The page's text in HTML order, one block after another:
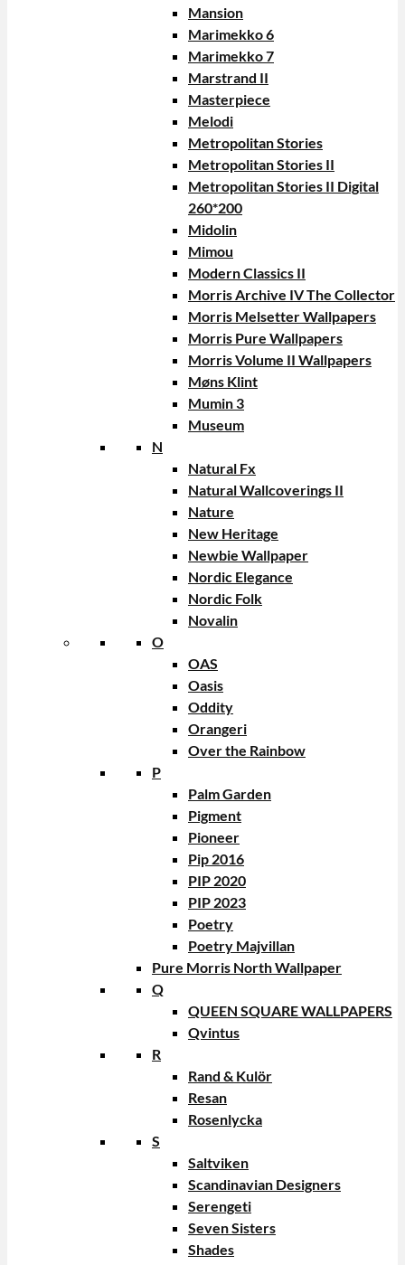
Mansion
Marimekko 6
Marimekko 7
Marstrand II
Masterpiece
Melodi
Metropolitan Stories
Metropolitan Stories II
Metropolitan Stories II Digital
260*200
Midolin
Mimou
Modern Classics II
Morris Archive IV The Collector
Morris Melsetter Wallpapers
Morris Pure Wallpapers
Morris Volume II Wallpapers
Møns Klint
Mumin 3
Museum
N
Natural Fx
Natural Wallcoverings II
Nature
New Heritage
Newbie Wallpaper
Nordic Elegance
Nordic Folk
Novalin
O
OAS
Oasis
Oddity
Orangeri
Over the Rainbow
P
Palm Garden
Pigment
Pioneer
Pip 2016
PIP 2020
PIP 2023
Poetry
Poetry Majvillan
Pure Morris North Wallpaper
Q
QUEEN SQUARE WALLPAPERS
Qvintus
R
Rand & Kulör
Resan
Rosenlycka
S
Saltviken
Scandinavian Designers
Serengeti
Seven Sisters
Shades